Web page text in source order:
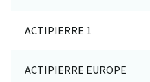
ACTIPIERRE 1
ACTIPIERRE EUROPE